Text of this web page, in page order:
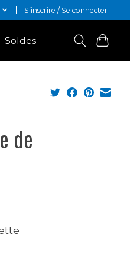
S’inscrire / Se connecter
Soldes
de